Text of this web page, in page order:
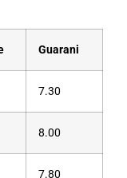
Guarani
7.30
8.00
7.80